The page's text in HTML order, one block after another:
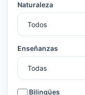
Naturaleza
Enseñanzas
Bilingües